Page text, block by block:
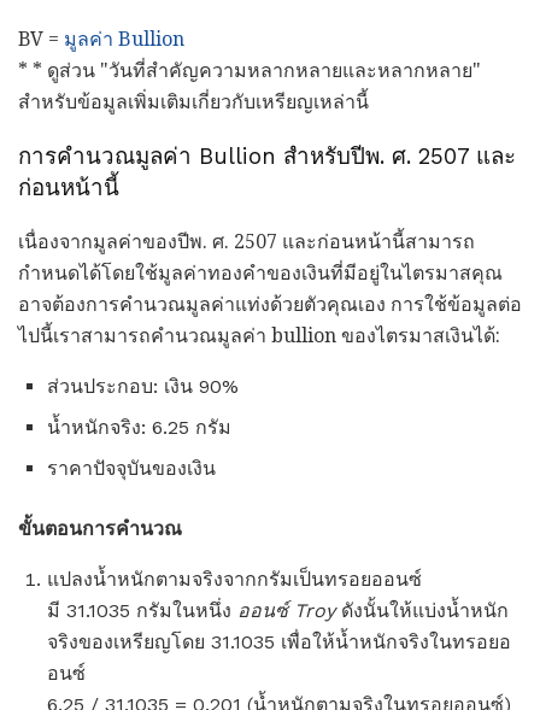
BV = มูลค่า Bullion
* * ดูส่วน "วันที่สำคัญความหลากหลายและหลากหลาย"
สำหรับข้อมูลเพิ่มเติมเกี่ยวกับเหรียญเหล่านี้
การคำนวณมูลค่า Bullion สำหรับปีพ. ศ. 2507 และ
ก่อนหน้านี้
เนื่องจากมูลค่าของปีพ. ศ. 2507 และก่อนหน้านี้สามารถ
กำหนดได้โดยใช้มูลค่าทองคำของเงินที่มีอยู่ในไตรมาสคุณ
อาจต้องการคำนวณมูลค่าแท่งด้วยตัวคุณเอง การใช้ข้อมูลต่อ
ไปนี้เราสามารถคำนวณมูลค่า bullion ของไตรมาสเงินได้:
ส่วนประกอบ: เงิน 90%
น้ำหนักจริง: 6.25 กรัม
ราคาปัจจุบันของเงิน
ขั้นตอนการคำนวณ
แปลงน้ำหนักตามจริงจากกรัมเป็นทรอยออนซ์
มี 31.1035 กรัมในหนึ่ง ออนซ์ Troyดังนั้นให้แบ่งน้ำหนัก
จริงของเหรียญโดย 31.1035 เพื่อให้น้ำหนักจริงในทรอยอ
อนซ์
6.25 / 31.1035 = 0.201 (น้ำหนักตามจริงในทรอยออนซ์)